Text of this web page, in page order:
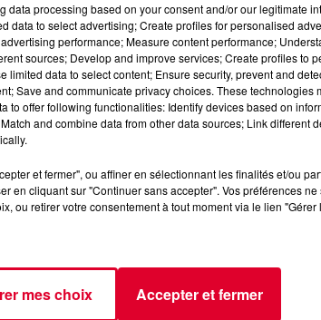
Crédit :
projet house music
data processing based on your consent and/or our legitimate
data to select advertising; Create profiles for personalised
performance; Measure content performance;
sources; Develop and improve services; Create profiles to
limited data to select content; Ensure security, prevent and
Save and communicate privacy choices. These technologies
to offer following functionalities: Identify devices based on
and combine data from other data sources; Link different
et fermer", ou affiner en sélectionnant les finalités et/ou
en cliquant sur "Continuer sans accepter". Vos préférences
ou retirer votre consentement à tout moment via le lien
mes choix Accepter et fermer